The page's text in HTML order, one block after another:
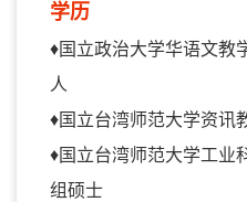
学历
♦国立政治大学华语文教
人
♦国立台湾师范大学资讯
♦国立台湾师范大学工业
组硕士